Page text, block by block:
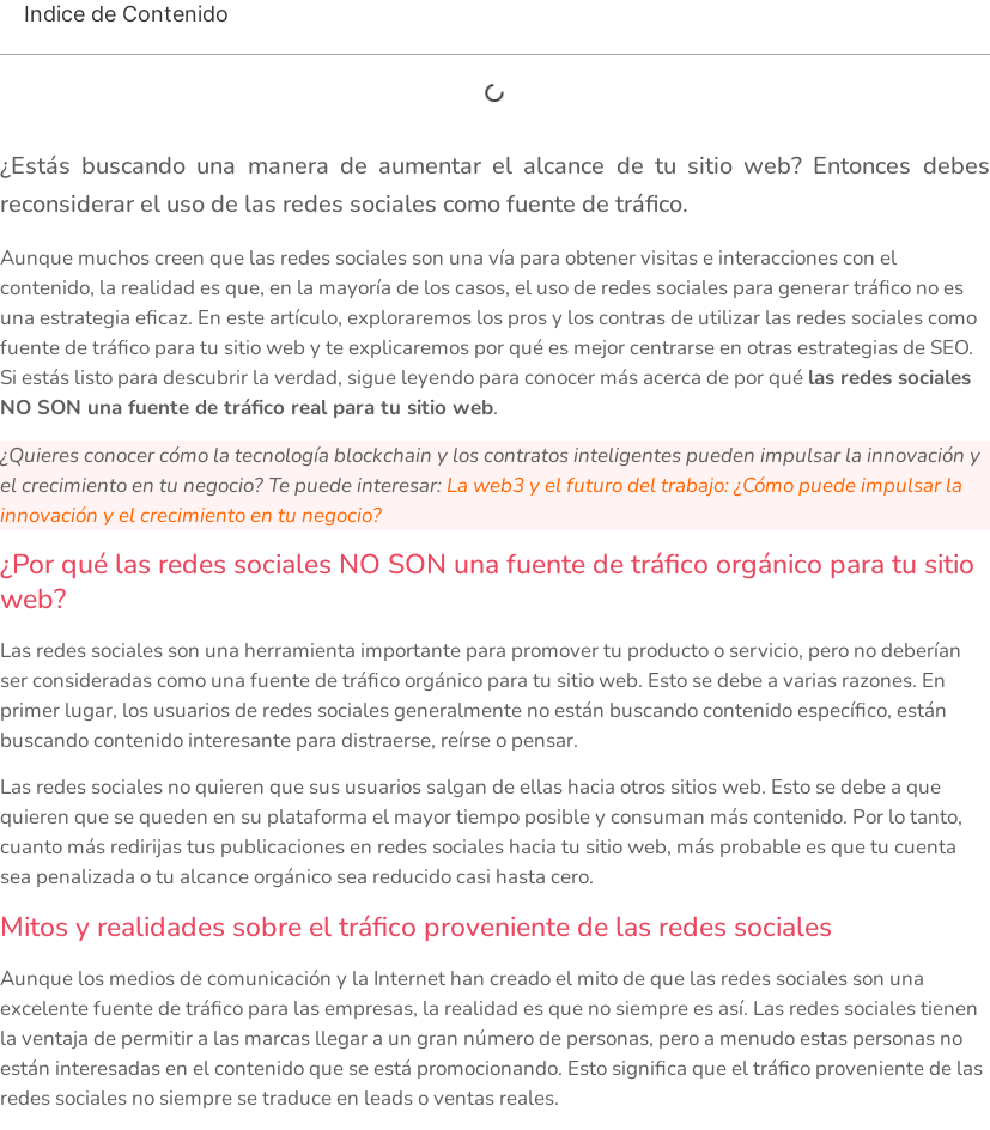
Indice de Contenido
¿Estás buscando una manera de aumentar el alcance de tu sitio web? Entonces debes
reconsiderar el uso de las redes sociales como fuente de tráfico.
Aunque muchos creen que las redes sociales son una vía para obtener visitas e interacciones con el
contenido, la realidad es que, en la mayoría de los casos, el uso de redes sociales para generar tráfico no es
una estrategia eficaz. En este artículo, exploraremos los pros y los contras de utilizar las redes sociales como
fuente de tráfico para tu sitio web y te explicaremos por qué es mejor centrarse en otras estrategias de SEO.
Si estás listo para descubrir la verdad, sigue leyendo para conocer más acerca de por qué las redes sociales
NO SON una fuente de tráfico real para tu sitio web.
¿Quieres conocer cómo la tecnología blockchain y los contratos inteligentes pueden impulsar la innovación y
el crecimiento en tu negocio? Te puede interesar: La web3 y el futuro del trabajo: ¿Cómo puede impulsar la
innovación y el crecimiento en tu negocio?
¿Por qué las redes sociales NO SON una fuente de tráfico orgánico para tu sitio
web?
Las redes sociales son una herramienta importante para promover tu producto o servicio, pero no deberían
ser consideradas como una fuente de tráfico orgánico para tu sitio web. Esto se debe a varias razones. En
primer lugar, los usuarios de redes sociales generalmente no están buscando contenido específico, están
buscando contenido interesante para distraerse, reírse o pensar.
Las redes sociales no quieren que sus usuarios salgan de ellas hacia otros sitios web. Esto se debe a que
quieren que se queden en su plataforma el mayor tiempo posible y consuman más contenido. Por lo tanto,
cuanto más redirijas tus publicaciones en redes sociales hacia tu sitio web, más probable es que tu cuenta
sea penalizada o tu alcance orgánico sea reducido casi hasta cero.
Mitos y realidades sobre el tráfico proveniente de las redes sociales
Aunque los medios de comunicación y la Internet han creado el mito de que las redes sociales son una
excelente fuente de tráfico para las empresas, la realidad es que no siempre es así. Las redes sociales tienen
la ventaja de permitir a las marcas llegar a un gran número de personas, pero a menudo estas personas no
están interesadas en el contenido que se está promocionando. Esto significa que el tráfico proveniente de las
redes sociales no siempre se traduce en leads o ventas reales.